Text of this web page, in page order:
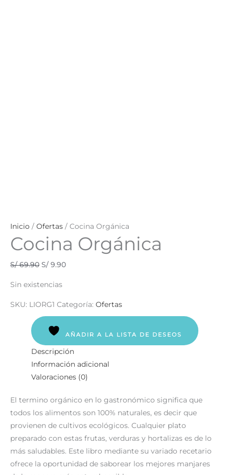
Inicio / Ofertas / Cocina Orgánica
Cocina Orgánica
S/69.90 S/ 9.90
Sin existencias
SKU: LIORG1 Categoría: Ofertas
AÑADIR A LA LISTA DE DESEOS
Descripción
Información adicional
Valoraciones (0)
El termino orgánico en lo gastronómico significa que
todos los alimentos son 100% naturales, es decir que
provienen de cultivos ecológicos. Cualquier plato
preparado con estas frutas, verduras y hortalizas es de lo
más saludables. Este libro mediante su variado recetario
ofrece la oportunidad de saborear los mejores manjares